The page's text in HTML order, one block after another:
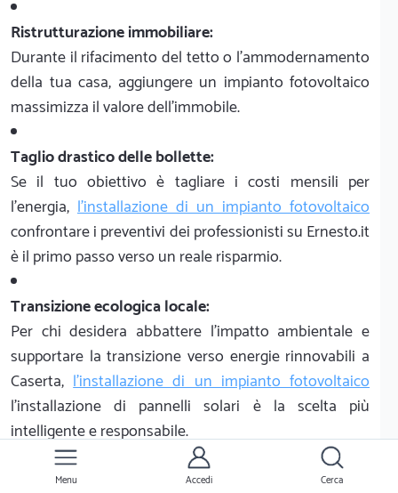
Ristrutturazione immobiliare:
Durante il rifacimento del tetto o l'ammodernamento
della tua casa, aggiungere un impianto fotovoltaico
massimizza il valore dell'immobile.
Taglio drastico delle bollette:
Se il tuo obiettivo è tagliare i costi mensili per
l'energia, l'installazione di un impianto fotovoltaico
confrontare i preventivi dei professionisti su Ernesto.it
è il primo passo verso un reale risparmio.
Transizione ecologica locale:
Per chi desidera abbattere l'impatto ambientale e
supportare la transizione verso energie rinnovabili a
Caserta,l'installazione di un impianto fotovoltaico
l'installazione di pannelli solari è la scelta più
intelligente e responsabile.
Nota: i prezzi esposti potrebbero variare in base a fattori limitanti, non
conteggiati o bisogni specifici. E' sempre consigliato richiedere un
Menu Accedi Cerca